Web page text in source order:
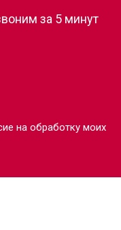
за 5 минут
на обработку моих